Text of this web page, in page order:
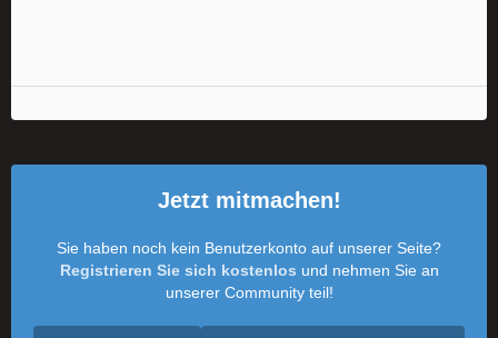
Jetzt mitmachen!
Sie haben noch kein Benutzerkonto auf unserer Seite?
Registrieren Sie sich kostenlos und nehmen Sie an
unserer Community teil!